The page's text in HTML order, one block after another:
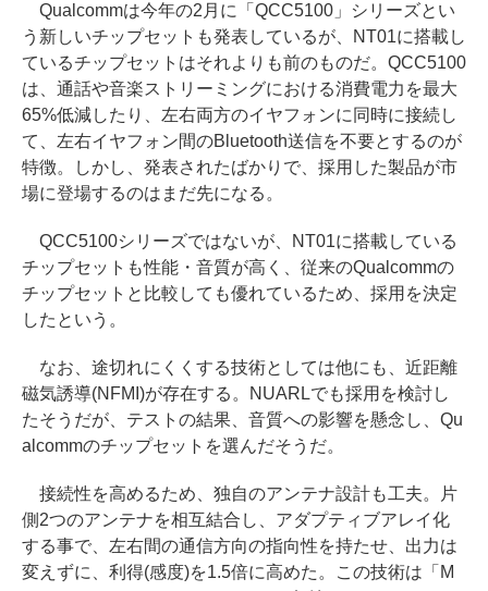
Qualcommは今年の2月に「QCC5100」シリーズとい
う新しいチップセットも発表しているが、NT01に搭載し
ているチップセットはそれよりも前のものだ。QCC5100
は、通話や音楽ストリーミングにおける消費電力を最大
65%低減したり、左右両方のイヤフォンに同時に接続し
て、左右イヤフォン間のBluetooth送信を不要とするのが
特徴。しかし、発表されたばかりで、採用した製品が市
場に登場するのはまだ先になる。
QCC5100シリーズではないが、NT01に搭載している
チップセットも性能・音質が高く、従来のQualcommの
チップセットと比較しても優れているため、採用を決定
したという。
なお、途切れにくくする技術としては他にも、近距離
磁気誘導(NFMI)が存在する。NUARLでも採用を検討し
たそうだが、テストの結果、音質への影響を懸念し、Qu
alcommのチップセットを選んだそうだ。
接続性を高めるため、独自のアンテナ設計も工夫。片
側2つのアンテナを相互結合し、アダプティブアレイ化
する事で、左右間の通信方向の指向性を持たせ、出力は
変えずに、利得(感度)を1.5倍に高めた。この技術は「M